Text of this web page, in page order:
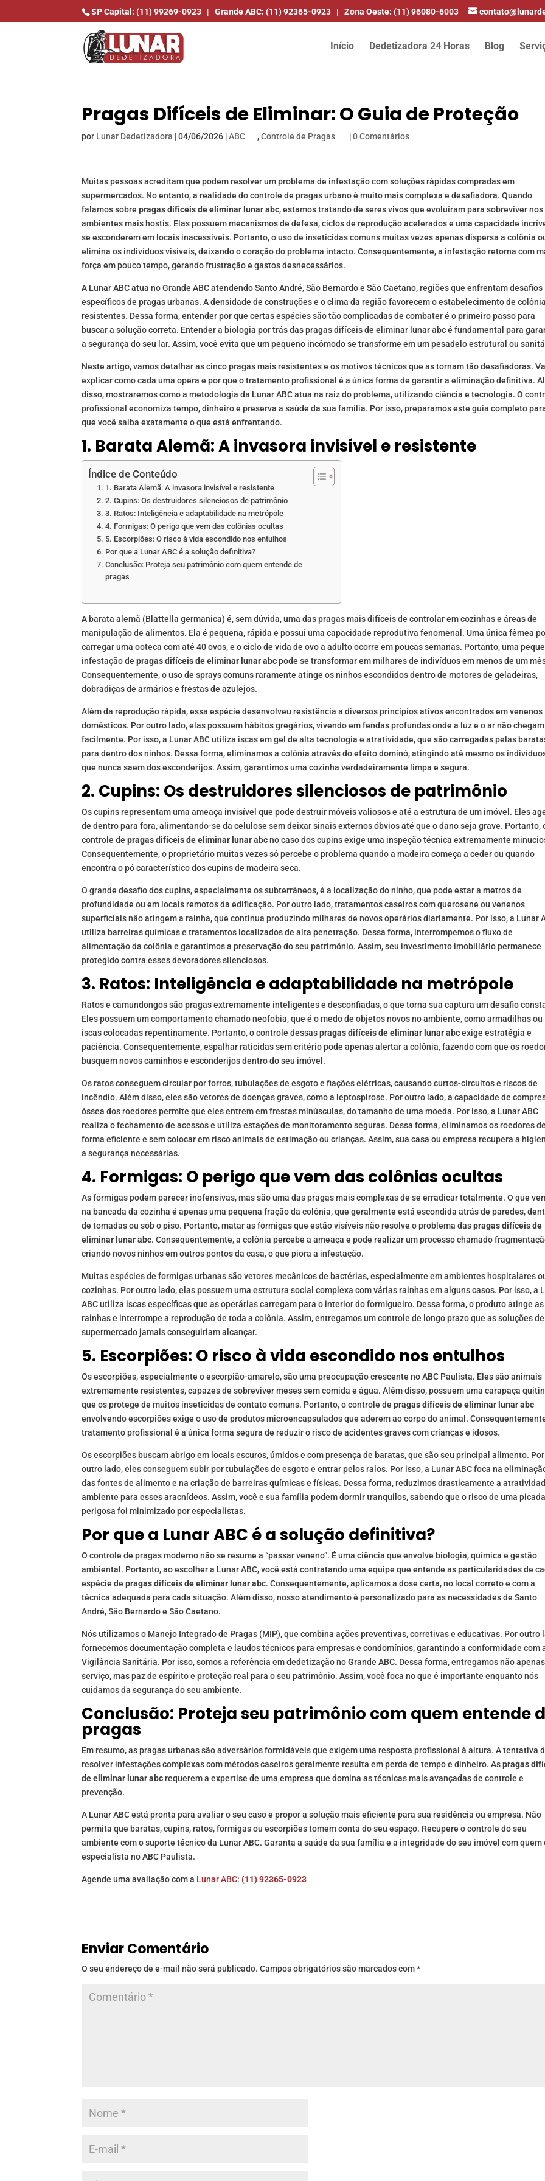
SP Capital: (11) 99269-0923 |Grande ABC: (11) 92365-0923 |Zona Oeste: (11) 96080-6003
Início Dedetizadora 24 Horas Blog
Pragas Difíceis de Eliminar: O Guia de Proteção
por Lunar Dedetizadora |04/06/2026 |ABC ,Controle de Pragas |0 Comentários
Muitas pessoas acreditam que podem resolver um problema de infestação com soluções rápidas compradas em
supermercados. No entanto, a realidade do controle de pragas urbano é muito mais complexa e desafiadora. Quando
falamos sobrepragas difíceis de eliminar lunar abc, estamos tratando de seres vivos que evoluíram para sobreviver nos
ambientes mais hostis. Elas possuem mecanismos de defesa, ciclos de reprodução acelerados e uma capacidade
se esconderem em locais inacessíveis. Portanto, o uso de inseticidas comuns muitas vezes apenas dispersa a colônia
elimina os indivíduos visíveis, deixando o coração do problema intacto. Consequentemente, a infestação retorna com
força em pouco tempo, gerando frustração e gastos desnecessários.
A Lunar ABC atua no Grande ABC atendendo Santo André, São Bernardo e São Caetano, regiões que enfrentam desafios
específicos de pragas urbanas. A densidade de construções e o clima da região favorecem o estabelecimento de
resistentes. Dessa forma, entender por que certas espécies são tão complicadas de combater é o primeiro passo para
buscar a solução correta. Entender a biologia por trás das pragas difíceis de eliminar lunar abc é fundamental para
a segurança do seu lar. Assim, você evita que um pequeno incômodo se transforme em um pesadelo estrutural ou
Neste artigo, vamos detalhar as cinco pragas mais resistentes e os motivos técnicos que as tornam tão desafiadoras.
explicar como cada uma opera e por que o tratamento profissional é a única forma de garantir a eliminação definitiva.
disso, mostraremos como a metodologia da Lunar ABC atua na raiz do problema, utilizando ciência e tecnologia. O
profissional economiza tempo, dinheiro e preserva a saúde da sua família. Por isso, preparamos este guia completo
que você saiba exatamente o que está enfrentando.
1. Barata Alemã: A invasora invisível e resistente
Índice de Conteúdo
1. Barata Alemã: A invasora invisível e resistente
2. Cupins: Os destruidores silenciosos de patrimônio
3. Ratos: Inteligência e adaptabilidade na metrópole
4. Formigas: O perigo que vem das colônias ocultas
5. Escorpiões: O risco à vida escondido nos entulhos
Por que a Lunar ABC é a solução definitiva?
Conclusão: Proteja seu patrimônio com quem entende de
pragas
A barata alemã (Blattella germanica) é, sem dúvida, uma das pragas mais difíceis de controlar em cozinhas e áreas de
manipulação de alimentos. Ela é pequena, rápida e possui uma capacidade reprodutiva fenomenal. Uma única fêmea
carregar uma ooteca com até 40 ovos, e o ciclo de vida de ovo a adulto ocorre em poucas semanas. Portanto, uma
infestação depragas difíceis de eliminar lunar abcpode se transformar em milhares de indivíduos em menos de um
Consequentemente, o uso de sprays comuns raramente atinge os ninhos escondidos dentro de motores de geladeiras,
dobradiças de armários e frestas de azulejos.
Além da reprodução rápida, essa espécie desenvolveu resistência a diversos princípios ativos encontrados em venenos
domésticos. Por outro lado, elas possuem hábitos gregários, vivendo em fendas profundas onde a luz e o ar não chegam
facilmente. Por isso, a Lunar ABC utiliza iscas em gel de alta tecnologia e atratividade, que são carregadas pelas
para dentro dos ninhos. Dessa forma, eliminamos a colônia através do efeito dominó, atingindo até mesmo os
que nunca saem dos esconderijos. Assim, garantimos uma cozinha verdadeiramente limpa e segura.
2. Cupins: Os destruidores silenciosos de patrimônio
Os cupins representam uma ameaça invisível que pode destruir móveis valiosos e até a estrutura de um imóvel. Eles
de dentro para fora, alimentando-se da celulose sem deixar sinais externos óbvios até que o dano seja grave. Portanto,
controle depragas difíceis de eliminar lunar abcno caso dos cupins exige uma inspeção técnica extremamente
Consequentemente, o proprietário muitas vezes só percebe o problema quando a madeira começa a ceder ou quando
encontra o pó característico dos cupins de madeira seca.
O grande desafio dos cupins, especialmente os subterrâneos, é a localização do ninho, que pode estar a metros de
profundidade ou em locais remotos da edificação. Por outro lado, tratamentos caseiros com querosene ou venenos
superficiais não atingem a rainha, que continua produzindo milhares de novos operários diariamente. Por isso, a Lunar
utiliza barreiras químicas e tratamentos localizados de alta penetração. Dessa forma, interrompemos o fluxo de
alimentação da colônia e garantimos a preservação do seu patrimônio. Assim, seu investimento imobiliário permanece
protegido contra esses devoradores silenciosos.
3. Ratos: Inteligência e adaptabilidade na metrópole
Ratos e camundongos são pragas extremamente inteligentes e desconfiadas, o que torna sua captura um desafio
Eles possuem um comportamento chamado neofobia, que é o medo de objetos novos no ambiente, como armadilhas ou
iscas colocadas repentinamente. Portanto, o controle dessaspragas difíceis de eliminar lunar abcexige estratégia e
paciência. Consequentemente, espalhar raticidas sem critério pode apenas alertar a colônia, fazendo com que os
busquem novos caminhos e esconderijos dentro do seu imóvel.
Os ratos conseguem circular por forros, tubulações de esgoto e fiações elétricas, causando curtos-circuitos e riscos de
incêndio. Além disso, eles são vetores de doenças graves, como a leptospirose. Por outro lado, a capacidade de
óssea dos roedores permite que eles entrem em frestas minúsculas, do tamanho de uma moeda. Por isso, a Lunar ABC
realiza o fechamento de acessos e utiliza estações de monitoramento seguras. Dessa forma, eliminamos os roedores de
forma eficiente e sem colocar em risco animais de estimação ou crianças. Assim, sua casa ou empresa recupera a
a segurança necessárias.
4. Formigas: O perigo que vem das colônias ocultas
As formigas podem parecer inofensivas, mas são uma das pragas mais complexas de se erradicar totalmente. O que
na bancada da cozinha é apenas uma pequena fração da colônia, que geralmente está escondida atrás de paredes,
de tomadas ou sob o piso. Portanto, matar as formigas que estão visíveis não resolve o problema daspragas difíceis de
eliminar lunar abc. Consequentemente, a colônia percebe a ameaça e pode realizar um processo chamado
criando novos ninhos em outros pontos da casa, o que piora a infestação.
Muitas espécies de formigas urbanas são vetores mecânicos de bactérias, especialmente em ambientes hospitalares
cozinhas. Por outro lado, elas possuem uma estrutura social complexa com várias rainhas em alguns casos. Por isso, a
ABC utiliza iscas específicas que as operárias carregam para o interior do formigueiro. Dessa forma, o produto atinge as
rainhas e interrompe a reprodução de toda a colônia. Assim, entregamos um controle de longo prazo que as soluções de
supermercado jamais conseguiriam alcançar.
5. Escorpiões: O risco à vida escondido nos entulhos
Os escorpiões, especialmente o escorpião-amarelo, são uma preocupação crescente no ABC Paulista. Eles são animais
extremamente resistentes, capazes de sobreviver meses sem comida e água. Além disso, possuem uma carapaça
que os protege de muitos inseticidas de contato comuns. Portanto, o controle depragas difíceis de eliminar lunar abc
envolvendo escorpiões exige o uso de produtos microencapsulados que aderem ao corpo do animal.
tratamento profissional é a única forma segura de reduzir o risco de acidentes graves com crianças e idosos.
Os escorpiões buscam abrigo em locais escuros, úmidos e com presença de baratas, que são seu principal alimento. Por
outro lado, eles conseguem subir por tubulações de esgoto e entrar pelos ralos. Por isso, a Lunar ABC foca na
das fontes de alimento e na criação de barreiras químicas e físicas. Dessa forma, reduzimos drasticamente a
ambiente para esses aracnídeos. Assim, você e sua família podem dormir tranquilos, sabendo que o risco de uma picada
perigosa foi minimizado por especialistas.
Por que a Lunar ABC é a solução definitiva?
O controle de pragas moderno não se resume a “passar veneno”. É uma ciência que envolve biologia, química e gestão
ambiental. Portanto, ao escolher a Lunar ABC, você está contratando uma equipe que entende as particularidades de
espécie depragas difíceis de eliminar lunar abc. Consequentemente, aplicamos a dose certa, no local correto e com a
técnica adequada para cada situação. Além disso, nosso atendimento é personalizado para as necessidades de Santo
André, São Bernardo e São Caetano.
Nós utilizamos o Manejo Integrado de Pragas (MIP), que combina ações preventivas, corretivas e educativas. Por outro
fornecemos documentação completa e laudos técnicos para empresas e condomínios, garantindo a conformidade com
Vigilância Sanitária. Por isso, somos a referência em dedetização no Grande ABC. Dessa forma, entregamos não
serviço, mas paz de espírito e proteção real para o seu patrimônio. Assim, você foca no que é importante enquanto nós
cuidamos da segurança do seu ambiente.
Conclusão: Proteja seu patrimônio com quem entende
pragas
Em resumo, as pragas urbanas são adversários formidáveis que exigem uma resposta profissional à altura. A tentativa
resolver infestações complexas com métodos caseiros geralmente resulta em perda de tempo e dinheiro. Aspragas
de eliminar lunar abcrequerem a expertise de uma empresa que domina as técnicas mais avançadas de controle e
prevenção.
A Lunar ABC está pronta para avaliar o seu caso e propor a solução mais eficiente para sua residência ou empresa. Não
permita que baratas, cupins, ratos, formigas ou escorpiões tomem conta do seu espaço. Recupere o controle do seu
ambiente com o suporte técnico da Lunar ABC. Garanta a saúde da sua família e a integridade do seu imóvel com quem
especialista no ABC Paulista.
Agende uma avaliação com a Lunar ABC: (11) 92365-0923
Enviar Comentário
O seu endereço de e-mail não será publicado. Campos obrigatórios são marcados com*